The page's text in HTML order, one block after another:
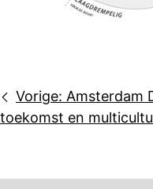
Bericht
navigatie
Vorige: Amsterdam
toekomst en